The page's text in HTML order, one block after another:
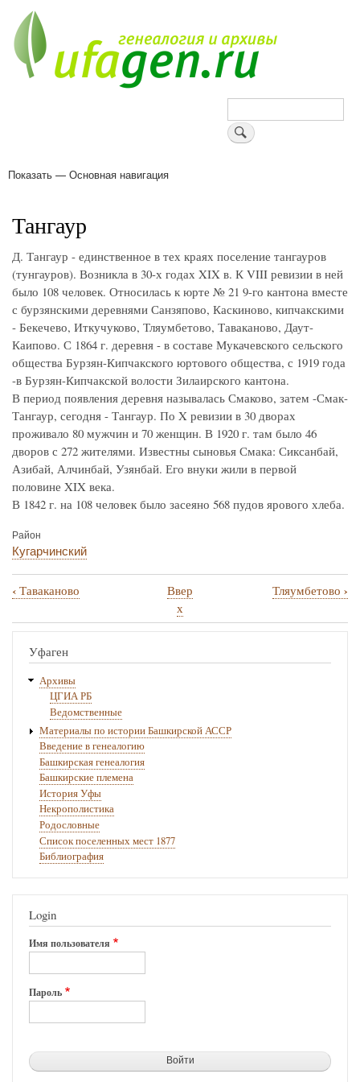
основному
содержанию
Поиск
Основная
Показать — Основная навигация
Тангаур
Д. Тангаур - единственное в тех краях поселение тангауров
(тунгауров). Возникла в 30-х годах XIX в. К VIII ревизии в ней
было 108 человек. Относилась к юрте № 21 9-го кантона вместе
с бурзянскими деревнями Санзяпово, Каскиново, кипчакскими
- Бекечево, Иткучуково, Тляумбетово, Таваканово, Даут-
Каипово. С 1864 г. деревня - в составе Мукачевского сельского
общества Бурзян-Кипчакского юртового общества, с 1919 года
-в Бурзян-Кипчакской волости Зилаирского кантона.
В период появления деревня называлась Смаково, затем -Смак-
Тангаур, сегодня - Тангаур. По X ревизии в 30 дворах
проживало 80 мужчин и 70 женщин. В 1920 г. там было 46
дворов с 272 жителями. Известны сыновья Смака: Сиксанбай,
Азибай, Алчинбай, Узянбай. Его внуки жили в первой
половине XIX века.
В 1842 г. на 108 человек было засеяно 568 пудов ярового хлеба.
Район
Кугарчинский
Перекрёстные
ссылки
книги
для
Тангаур
‹ Таваканово
Ввер
х
Тляумбетово ›
Уфаген
Архивы
ЦГИА РБ
Ведомственные
Материалы по истории Башкирской АССР
Введение в генеалогию
Башкирская генеалогия
Башкирские племена
История Уфы
Некрополистика
Родословные
Список поселенных мест 1877
Библиография
Login
Имя пользователя
Пароль